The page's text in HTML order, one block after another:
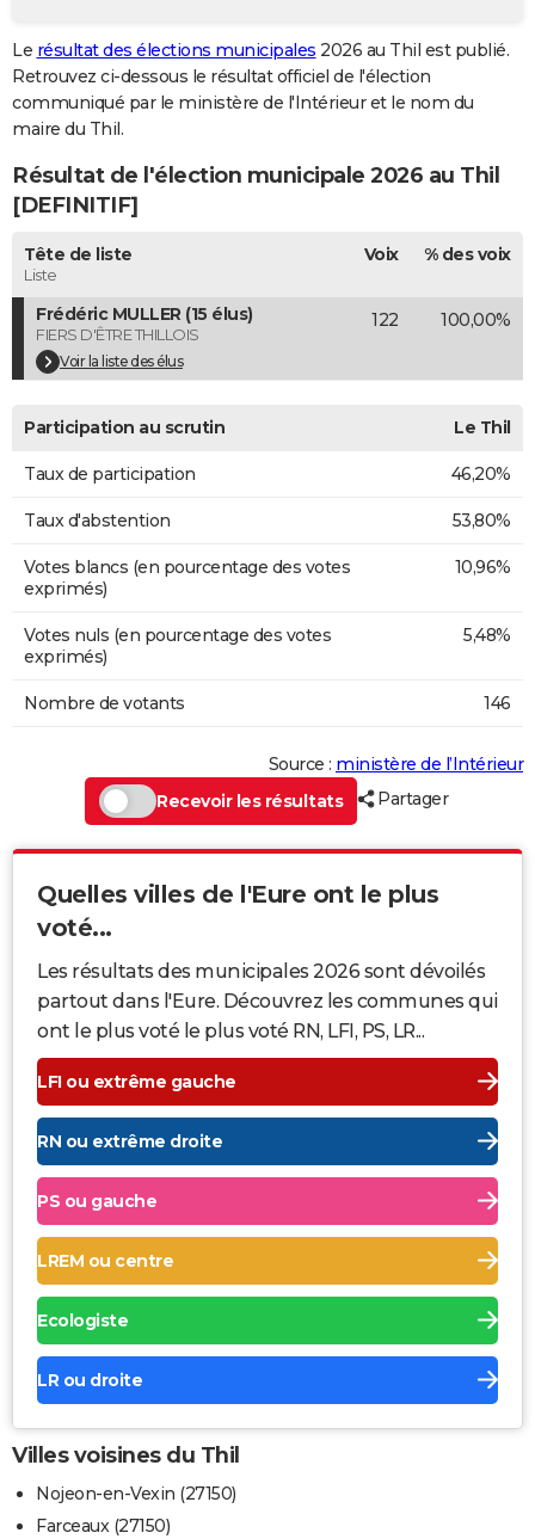
GUIDES D'ACHAT
BONS PLANS
CARTE DE VOEUX
Carte de Noël
Carte Bonne année
Carte Saint-Valentin
Carte Pâques
Carte d'anniversaire
DICTIONNAIRE
Dictionnaire
Biographies
Citations
Expressions
Proverbes
PROGRAMME TV
COPAINS D'AVANT
S'inscrire
Se connecter
Lycées
Collèges
Primaires
Universités
Entreprises
Service militaire
Avis de recherche
AVIS DE DÉCÈS
FORUM
Le résultat des élections municipales 2026 au Thil est publié.
Retrouvez ci-dessous le résultat officiel de l'élection
communiqué par le ministère de l'Intérieur et le nom du
maire du Thil.
Résultat de l'élection municipale 2026 au Thil
[DEFINITIF]
Tête de liste
Liste
Voix % des voix
Frédéric MULLER (15 élus)
FIERS D'ÊTRE THILLOIS
Voir la liste des élus
122 100,00%
Participation au scrutin Le Thil
Taux de participation 46,20%
Taux d'abstention 53,80%
Votes blancs (en pourcentage des votes
exprimés)
10,96%
Votes nuls (en pourcentage des votes
exprimés)
5,48%
Nombre de votants 146
Source : ministère de l’Intérieur
Recevoir les résultats
Partager
Quelles villes de l'Eure ont le plus
voté...
Les résultats des municipales 2026 sont dévoilés
partout dans l'Eure. Découvrez les communes qui
ont le plus voté le plus voté RN, LFI, PS, LR...
LFI ou extrême gauche
RN ou extrême droite
PS ou gauche
LREM ou centre
Ecologiste
LR ou droite
Villes voisines du Thil
Nojeon-en-Vexin (27150)
Farceaux (27150)